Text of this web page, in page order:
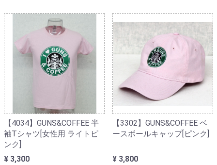
【4034】GUNS&COFFEE 半
袖Tシャツ[女性用 ライトピ
ンク]
¥ 3,300
【3302】GUNS&COFFEE ベ
ースボールキャップ[ピンク]
¥ 3,800